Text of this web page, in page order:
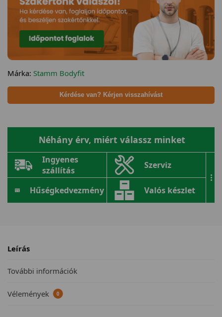
Márka: Stamm Bodyfit
Kérdése van? Kérjen visszahívást
Néhány érv, miért válassz minket
Ingyenes
szállítás
Szerviz
Hűségkedvezmény Valós készlet
...
Leírás
További információk
Vélemények 0